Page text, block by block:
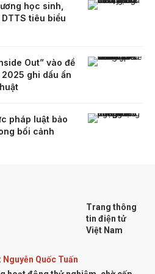
học sinh,
tiêu biểu
Out” vào đề
2025 ghi dấu ấn
pháp luật bảo
bối cảnh
Trang thông
tin điện tử
Việt Nam
Nguyễn Quốc Tuấn